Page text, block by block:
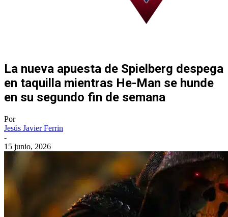
La nueva apuesta de Spielberg despega
en taquilla mientras He-Man se hunde
en su segundo fin de semana
Por
Jesús Javier Ferrin
-
15 junio, 2026